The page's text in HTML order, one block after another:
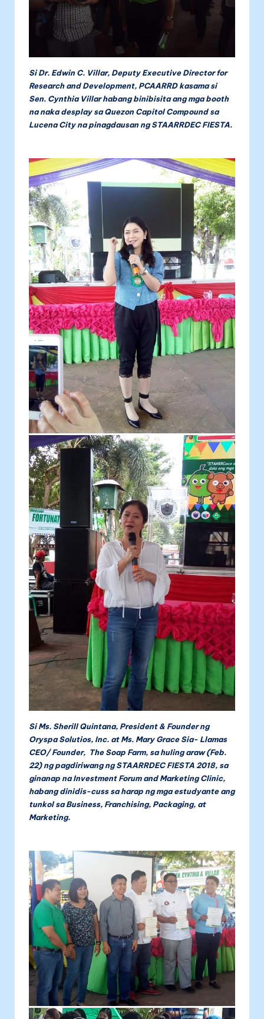
Si Dr. Edwin C. Villar, Deputy Executive Director for
Research and Development, PCAARRD kasama si
Sen. Cynthia Villar habang binibisita ang mga booth
na naka desplay sa Quezon Capitol Compound sa
Lucena City na pinagdausan ng STAARRDEC FIESTA.
Si Ms. Sherill Quintana, President & Founder ng
Oryspa Solutios, Inc. at Ms. Mary Grace Sia- Llamas
CEO/ Founder, The Soap Farm, sa huling araw (Feb.
22) ng pagdiriwang ng STAARRDEC FIESTA 2018, sa
ginanap na Investment Forum and Marketing Clinic,
habang dinidis-cuss sa harap ng mga estudyante ang
tunkol sa Business, Franchising, Packaging, at
Marketing.